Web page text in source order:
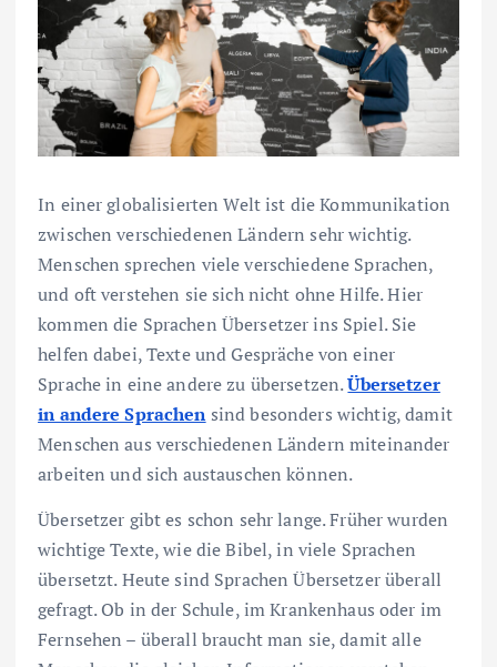
In einer globalisierten Welt ist die Kommunikation
zwischen verschiedenen Ländern sehr wichtig.
Menschen sprechen viele verschiedene Sprachen,
und oft verstehen sie sich nicht ohne Hilfe. Hier
kommen die Sprachen Übersetzer ins Spiel. Sie
helfen dabei, Texte und Gespräche von einer
Sprache in eine andere zu übersetzen.Übersetzer
in andere Sprachensind besonders wichtig, damit
Menschen aus verschiedenen Ländern miteinander
arbeiten und sich austauschen können.
Übersetzer gibt es schon sehr lange. Früher wurden
wichtige Texte, wie die Bibel, in viele Sprachen
übersetzt. Heute sind Sprachen Übersetzer überall
gefragt. Ob in der Schule, im Krankenhaus oder im
Fernsehen – überall braucht man sie, damit alle